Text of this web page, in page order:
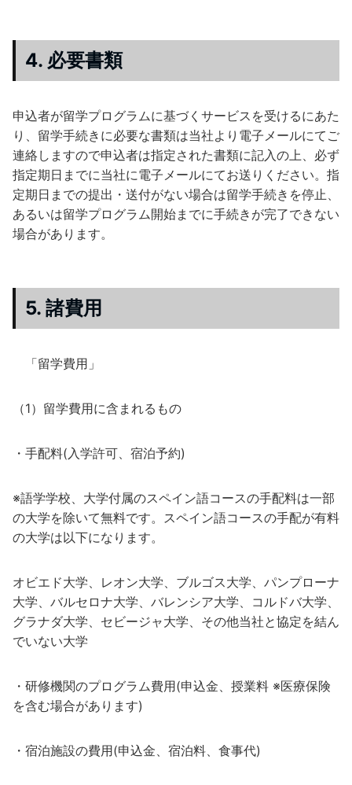
4. 必要書類
申込者が留学プログラムに基づくサービスを受けるにあた
り、留学手続きに必要な書類は当社より電子メールにてご
連絡しますので申込者は指定された書類に記入の上、必ず
指定期日までに当社に電子メールにてお送りください。指
定期日までの提出・送付がない場合は留学手続きを停止、
あるいは留学プログラム開始までに手続きが完了できない
場合があります。
5. 諸費用
「留学費用」
（1）留学費用に含まれるもの
・手配料(入学許可、宿泊予約)
※語学学校、大学付属のスペイン語コースの手配料は一部
の大学を除いて無料です。スペイン語コースの手配が有料
の大学は以下になります。
オビエド大学、レオン大学、ブルゴス大学、パンプローナ
大学、バルセロナ大学、バレンシア大学、コルドバ大学、
グラナダ大学、セビージャ大学、その他当社と協定を結ん
でいない大学
・研修機関のプログラム費用(申込金、授業料 ※医療保険
を含む場合があります)
・宿泊施設の費用(申込金、宿泊料、食事代)